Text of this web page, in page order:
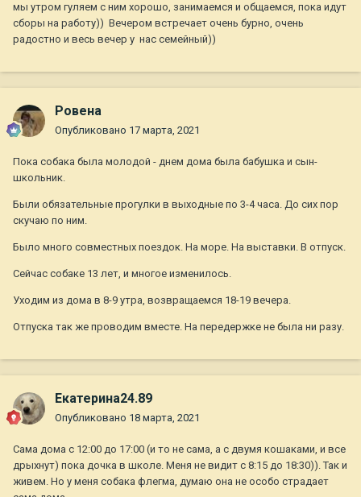
мы утром гуляем с ним хорошо, занимаемся и общаемся, пока идут
сборы на работу)) Вечером встречает очень бурно, очень
радостно и весь вечер у нас семейный))
Ровена
Опубликовано 17 марта, 2021
Пока собака была молодой - днем дома была бабушка и сын-
школьник.
Были обязательные прогулки в выходные по 3-4 часа. До сих пор
скучаю по ним.
Было много совместных поездок. На море. На выставки. В отпуск.
Сейчас собаке 13 лет, и многое изменилось.
Уходим из дома в 8-9 утра, возвращаемся 18-19 вечера.
Отпуска так же проводим вместе. На передержке не была ни разу.
Екатерина24.89
Опубликовано 18 марта, 2021
Сама дома с 12:00 до 17:00 (и то не сама, а с двумя кошаками, и все
дрыхнут) пока дочка в школе. Меня не видит с 8:15 до 18:30)). Так и
живем. Но у меня собака флегма, думаю она не особо страдает